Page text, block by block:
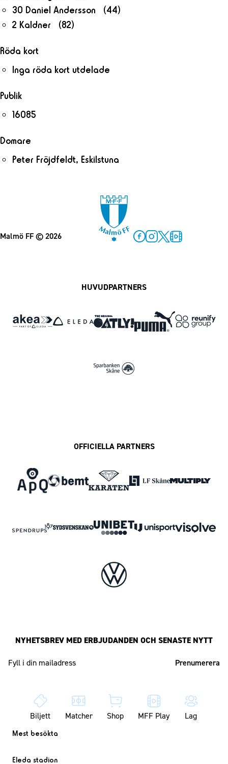
30 Daniel Andersson (44)
2 Kaldner (82)
Röda kort
Inga röda kort utdelade
Publik
16085
Domare
Peter Fröjdfeldt, Eskilstuna
Malmö FF© 2026
HUVUDPARTNERS
OFFICIELLA PARTNERS
NYHETSBREV MED ERBJUDANDEN OCH SENASTE NYTT
Biljett Matcher Shop MFF Play Lag
Mest besökta
Eleda stadion